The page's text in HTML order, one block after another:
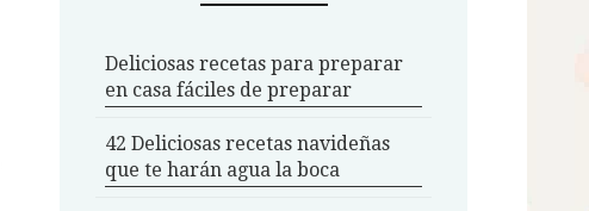
Deliciosas recetas para preparar
en casa fáciles de preparar
42 Deliciosas recetas navideñas
que te harán agua la boca